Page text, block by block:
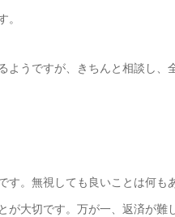
。
ようですが、きちんと相談し、
。無視しても良いことは何も
が大切です。万が一、返済が難